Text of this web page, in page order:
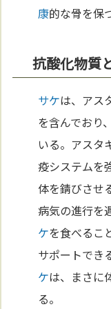
康的な骨を保
抗酸化物質
サケは、アス
を含んでおり
いる。アスタ
疫システムを
体を錆びさせ
病気の進行を
ケを食べるこ
サポートでき
ケは、まさに
る。